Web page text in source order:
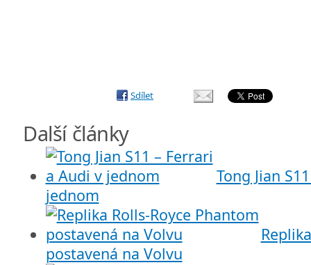
Sdílet
Další články
Tong Jian
jednom
postavená na Volvu